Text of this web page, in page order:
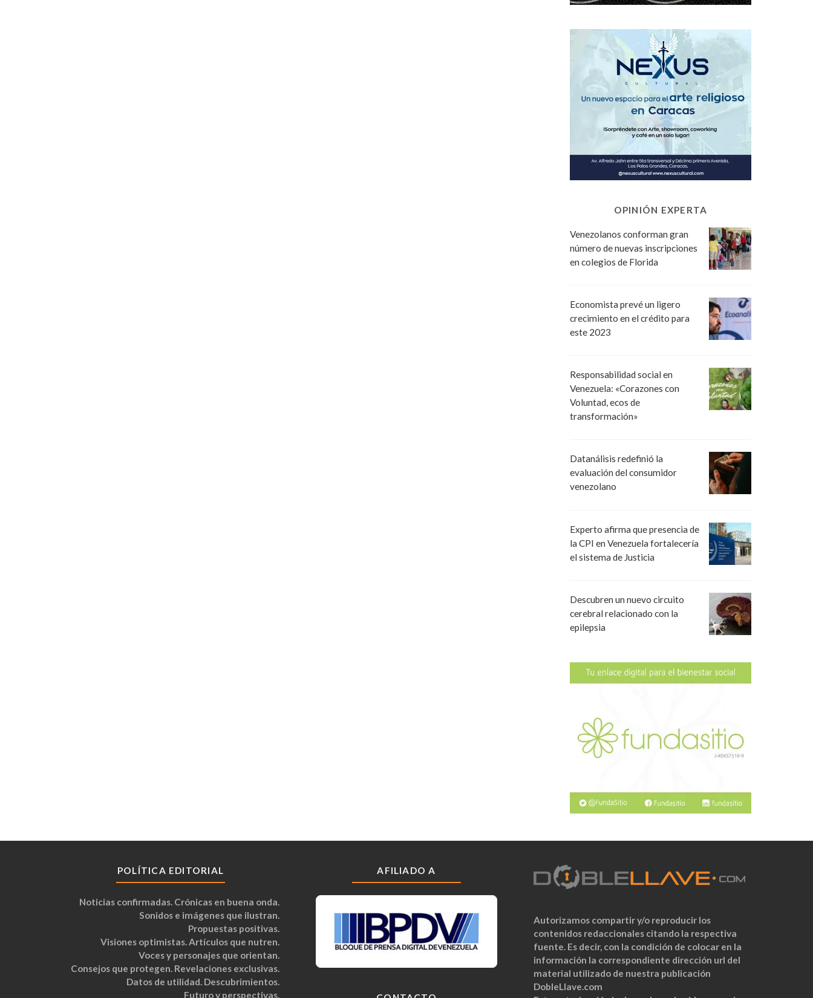
OPINIÓN EXPERTA
Venezolanos conforman gran
número de nuevas inscripciones
en colegios de Florida
Economista prevé un ligero
crecimiento en el crédito para
este 2023
Responsabilidad social en
Venezuela: «Corazones con
Voluntad, ecos de
transformación»
Datanálisis redefinió la
evaluación del consumidor
venezolano
Experto afirma que presencia de
la CPI en Venezuela fortalecería
el sistema de Justicia
Descubren un nuevo circuito
cerebral relacionado con la
epilepsia
POLÍTICA EDITORIAL
Noticias confirmadas. Crónicas en buena onda.
Sonidos e imágenes que ilustran.
Propuestas positivas.
Visiones optimistas. Artículos que nutren.
Voces y personajes que orientan.
Consejos que protegen. Revelaciones exclusivas.
Datos de utilidad. Descubrimientos.
Futuro y perspectivas.
AFILIADO A
Autorizamos compartir y/o reproducir los
contenidos redaccionales citando la respectiva
fuente. Es decir, con la condición de colocar en la
información la correspondiente dirección url del
material utilizado de nuestra publicación
DobleLlave.com